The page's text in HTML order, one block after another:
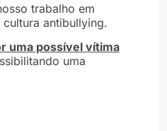
trabalho em
antibullying.
uma possível vítima
uma